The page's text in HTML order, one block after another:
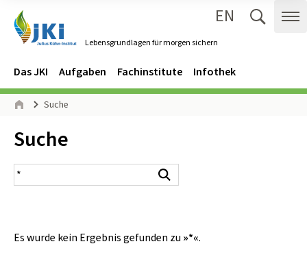
Lebensgrundlagen für morgen sichern
EN
Navigation
Hauptmenü
Das JKI Aufgaben Fachinstitute Infothek
Seitenpfad
Suche
Inhalt:
Suche
Suchergebnis
Es wurde kein Ergebnis gefunden zu »*«.